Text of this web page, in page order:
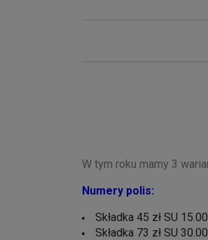
W tym roku mamy 3
Numery polis:
Składka 45 zł SU
Składka 73 zł SU